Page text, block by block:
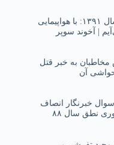
محمدباقر خرازی در سال ۱۳۹۱: با هواپیمایی
| آخوند سوپر
به خبر قتل
آن
خبرنگار انصاف